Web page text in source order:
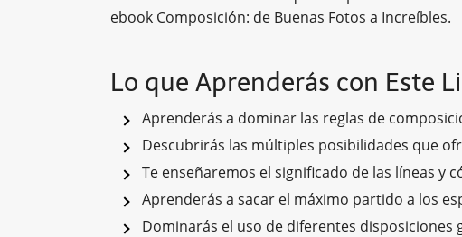
ebook Composición: de Buenas Fotos a Increíbles.
Lo que Aprenderás con Este
Aprenderás a dominar las reglas de
Descubrirás las múltiples posibilidades que
Te enseñaremos el significado de las líneas y
Aprenderás a sacar el máximo partido a los
Dominarás el uso de diferentes disposiciones